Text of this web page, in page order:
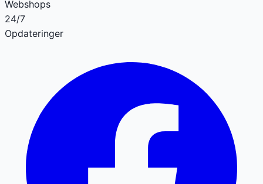
Webshops
24/7
Opdateringer